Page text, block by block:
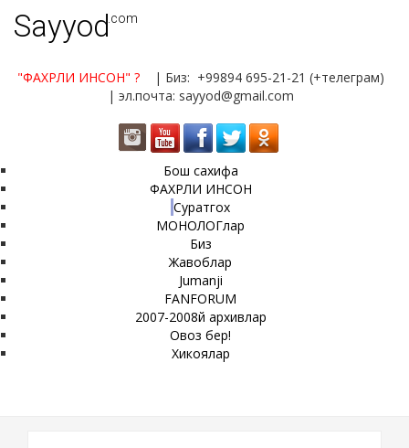
Sayyod.com
"ФАХРЛИ ИНСОН" ?
| Биз: +99894 695-21-21 (+телеграм)
| эл.почта: sayyod@gmail.com
Бош сахифа
ФАХРЛИ ИНСОН
Суратгох
МОНОЛОГлар
Биз
Жавоблар
Jumanji
FANFORUM
2007-2008й архивлар
Овоз бер!
Хикоялар